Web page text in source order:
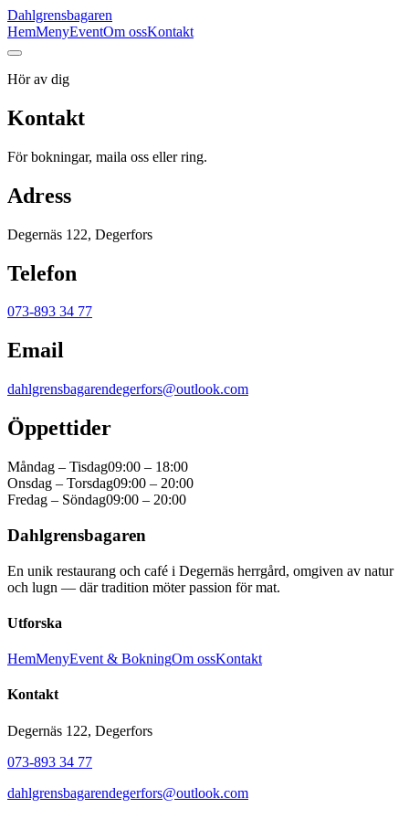
Dahlgrensbagaren
HemMenyEventOm ossKontakt
Hör av dig
Kontakt
För bokningar, maila oss eller ring.
Adress
Degernäs 122, Degerfors
Telefon
073-893 34 77
Email
dahlgrensbagarendegerfors@outlook.com
Öppettider
Måndag – Tisdag09:00 – 18:00
Onsdag – Torsdag09:00 – 20:00
Fredag – Söndag09:00 – 20:00
Dahlgrensbagaren
En unik restaurang och café i Degernäs herrgård, omgiven av natur
och lugn — där tradition möter passion för mat.
Utforska
HemMenyEvent & BokningOm ossKontakt
Kontakt
Degernäs 122, Degerfors
073-893 34 77
dahlgrensbagarendegerfors@outlook.com